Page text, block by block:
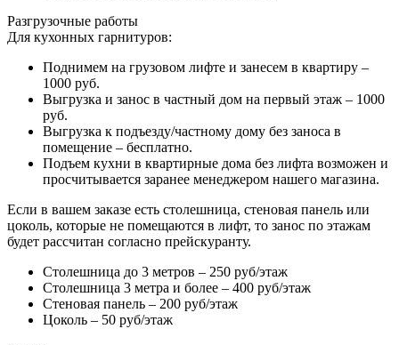
Разгрузочные работы
Для кухонных гарнитуров:
Поднимем на грузовом лифте и занесем в квартиру –
1000 руб.
Выгрузка и занос в частный дом на первый этаж – 1000
руб.
Выгрузка к подъезду/частному дому без заноса в
помещение – бесплатно.
Подъем кухни в квартирные дома без лифта возможен и
просчитывается заранее менеджером нашего магазина.
Если в вашем заказе есть столешница, стеновая панель или
цоколь, которые не помещаются в лифт, то занос по этажам
будет рассчитан согласно прейскуранту.
Столешница до 3 метров – 250 руб/этаж
Столешница 3 метра и более – 400 руб/этаж
Стеновая панель – 200 руб/этаж
Цоколь – 50 руб/этаж